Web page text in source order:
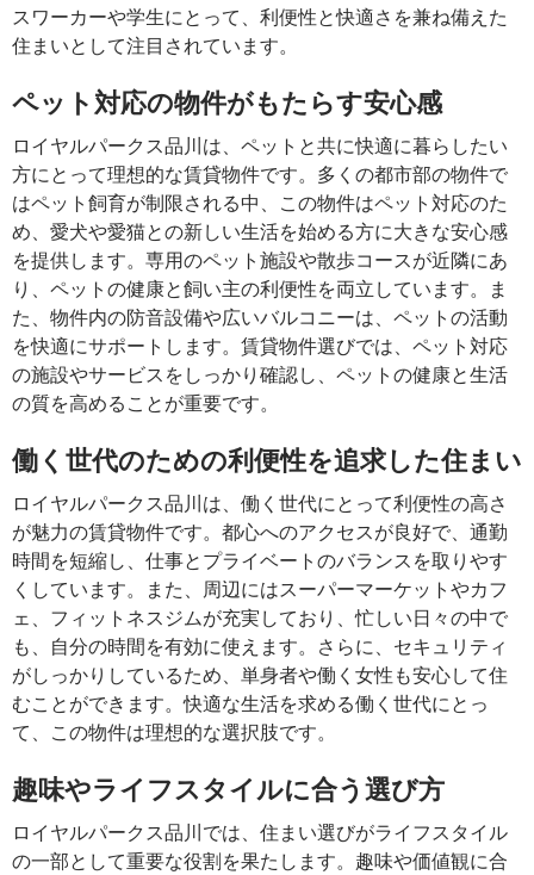
スワーカーや学生にとって、利便性と快適さを兼ね備えた
住まいとして注目されています。
ペット対応の物件がもたらす安心感
ロイヤルパークス品川は、ペットと共に快適に暮らしたい
方にとって理想的な賃貸物件です。多くの都市部の物件で
はペット飼育が制限される中、この物件はペット対応のた
め、愛犬や愛猫との新しい生活を始める方に大きな安心感
を提供します。専用のペット施設や散歩コースが近隣にあ
り、ペットの健康と飼い主の利便性を両立しています。ま
た、物件内の防音設備や広いバルコニーは、ペットの活動
を快適にサポートします。賃貸物件選びでは、ペット対応
の施設やサービスをしっかり確認し、ペットの健康と生活
の質を高めることが重要です。
働く世代のための利便性を追求した住まい
ロイヤルパークス品川は、働く世代にとって利便性の高さ
が魅力の賃貸物件です。都心へのアクセスが良好で、通勤
時間を短縮し、仕事とプライベートのバランスを取りやす
くしています。また、周辺にはスーパーマーケットやカフ
ェ、フィットネスジムが充実しており、忙しい日々の中で
も、自分の時間を有効に使えます。さらに、セキュリティ
がしっかりしているため、単身者や働く女性も安心して住
むことができます。快適な生活を求める働く世代にとっ
て、この物件は理想的な選択肢です。
趣味やライフスタイルに合う選び方
ロイヤルパークス品川では、住まい選びがライフスタイル
の一部として重要な役割を果たします。趣味や価値観に合